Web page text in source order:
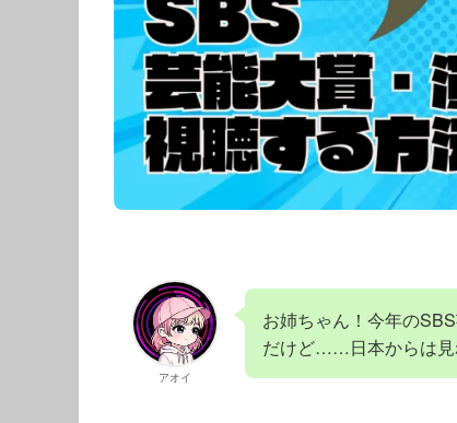
アオイ
お姉ちゃん！今年の
だけど……日本からは見